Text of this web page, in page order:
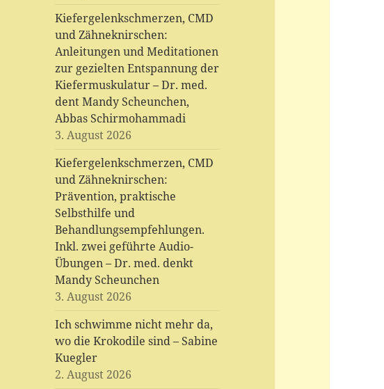
Kiefergelenkschmerzen, CMD
und Zähneknirschen:
Anleitungen und Meditationen
zur gezielten Entspannung der
Kiefermuskulatur – Dr. med.
dent Mandy Scheunchen,
Abbas Schirmohammadi
3. August 2026
Kiefergelenkschmerzen, CMD
und Zähneknirschen:
Prävention, praktische
Selbsthilfe und
Behandlungsempfehlungen.
Inkl. zwei geführte Audio-
Übungen – Dr. med. denkt
Mandy Scheunchen
3. August 2026
Ich schwimme nicht mehr da,
wo die Krokodile sind – Sabine
Kuegler
2. August 2026